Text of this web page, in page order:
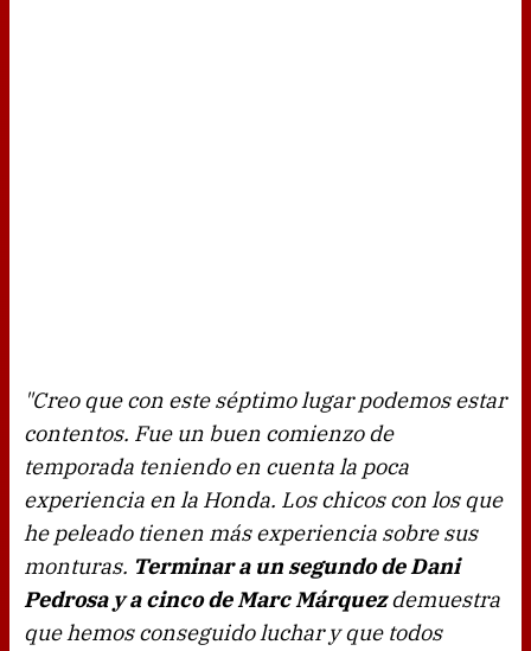
"Creo que con este séptimo lugar podemos estar
contentos. Fue un buen comienzo de
temporada teniendo en cuenta la poca
experiencia en la Honda. Los chicos con los que
he peleado tienen más experiencia sobre sus
monturas. Terminar a un segundo de Dani
Pedrosa y a cinco de Marc Márquezdemuestra
que hemos conseguido luchar y que todos